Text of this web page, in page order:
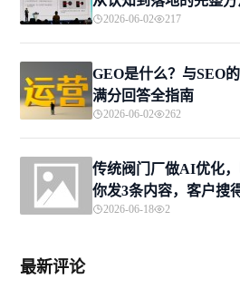
2026-06-02 217
GEO是什么？与SEO
满分回答全指南
2026-06-02 262
传统阀门厂做AI优化
你发3条内容，客户搜
2026-06-18 2
最新评论